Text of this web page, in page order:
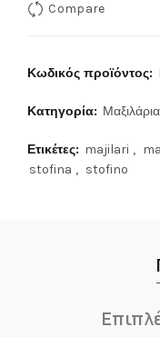
Compare
Κωδικός προϊόντος:
Κατηγορία: Μαξιλάρια
Ετικέτες: majilari ,
stofina , stofino